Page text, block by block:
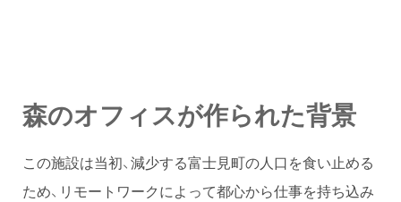
森のオフィスが作られた背景
この施設は当初、減少する富士見町の人口を食い止める
ため、リモートワークによって都心から仕事を持ち込み